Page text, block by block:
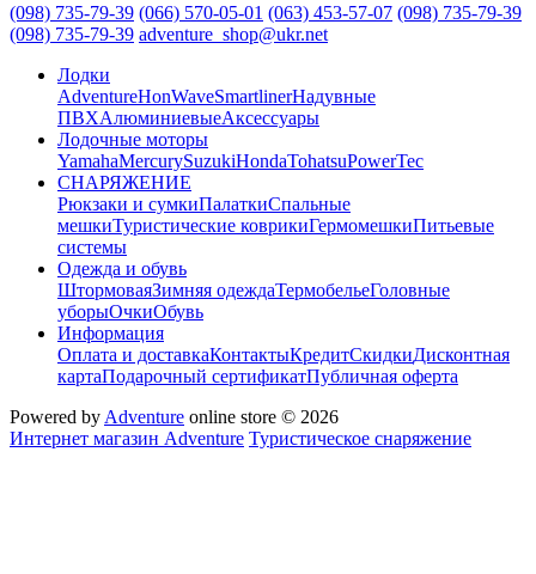
(098) 735-79-39 (066) 570-05-01 (063) 453-57-07 (098) 735-79-39
(098) 735-79-39 adventure_shop@ukr.net
Лодки
AdventureHonWaveSmartlinerНадувные
ПВХАлюминиевыеАксессуары
Лодочные моторы
YamahaMercurySuzukiHondaTohatsuPowerTec
СНАРЯЖЕНИЕ
Рюкзаки и сумкиПалаткиСпальные
мешкиТуристические коврикиГермомешкиПитьевые
системы
Одежда и обувь
ШтормоваяЗимняя одеждаТермобельеГоловные
уборыОчкиОбувь
Информация
Оплата и доставкаКонтактыКредитСкидкиДисконтная
картаПодарочный сертификатПубличная оферта
Powered by Adventure online store © 2026
Интернет магазин Adventure Туристическое снаряжение